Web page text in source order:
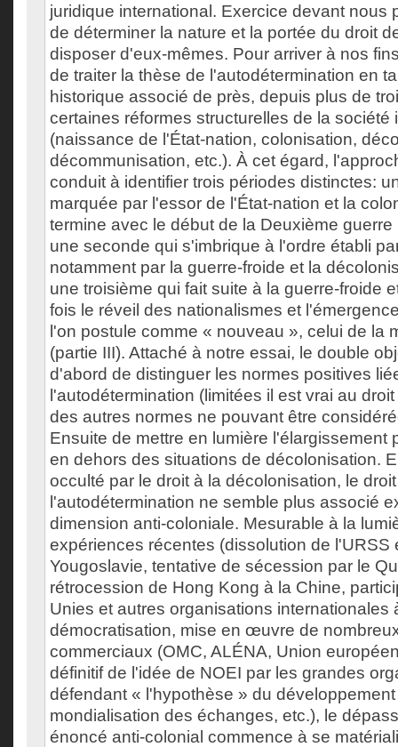
juridique international. Exercice devant nous
de déterminer la nature et la portée du droit
disposer d'eux-mêmes. Pour arriver à nos
de traiter la thèse de l'autodétermination en
historique associé de près, depuis plus de
certaines réformes structurelles de la société
(naissance de l'État-nation, colonisation,
décommunisation, etc.). À cet égard,
conduit à identifier trois périodes distinctes:
marquée par l'essor de l'État-nation et la
termine avec le début de la Deuxième guerre
une seconde qui s'imbrique à l'ordre établi
notamment par la guerre-froide et la
une troisième qui fait suite à la guerre-froide
fois le réveil des nationalismes et
l'on postule comme « nouveau », celui de la
(partie III). Attaché à notre essai, le double
d'abord de distinguer les normes positives
l'autodétermination (limitées il est vrai au
des autres normes ne pouvant être
Ensuite de mettre en lumière l'élargissement
en dehors des situations de décolonisation.
occulté par le droit à la décolonisation, le
l'autodétermination ne semble plus associé
dimension anti-coloniale. Mesurable à la
expériences récentes (dissolution de l'URSS
Yougoslavie, tentative de sécession par le
rétrocession de Hong Kong à la Chine,
Unies et autres organisations internationales
démocratisation, mise en œuvre de
commerciaux (OMC, ALÉNA, Union
définitif de l'idée de NOEI par les grandes
défendant « l'hypothèse » du
mondialisation des échanges, etc.), le
énoncé anti-colonial commence à se